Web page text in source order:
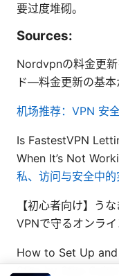
要过度堆砌。
Sources:
Nordvpnの料金更
ド—料金更新の基
机场推荐：VPN 安
Is FastestVPN
When It’s Not
私、访问与安全中
【初心者向け】う
VPNで守るオンラ
How to Set Up
Step by Step